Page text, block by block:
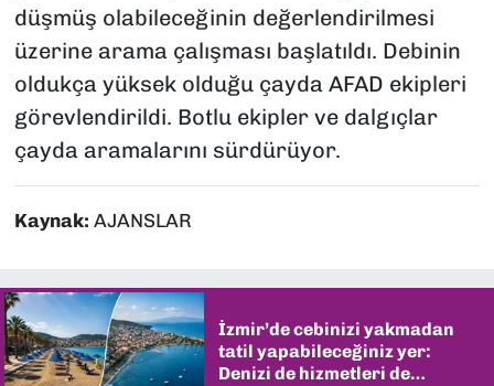
düşmüş olabileceğinin değerlendirilmesi
üzerine arama çalışması başlatıldı. Debinin
oldukça yüksek olduğu çayda AFAD ekipleri
görevlendirildi. Botlu ekipler ve dalgıçlar
çayda aramalarını sürdürüyor.
Kaynak: AJANSLAR
İzmir’de cebinizi yakmadan
tatil yapabileceğiniz yer:
Denizi de hizmetleri de